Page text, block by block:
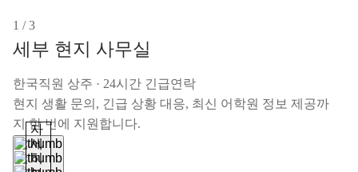
1 / 3
세부 현지 사무실
한국직원 상주 · 24시간 긴급연락
현지 생활 문의, 긴급 상황 대응, 최신 어학원 정보 제공까
지 한 번에 지원합니다.
자
세
히